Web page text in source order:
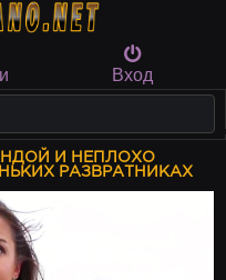
Вход
И НЕПЛОХО
РАЗВРАТНИКАХ